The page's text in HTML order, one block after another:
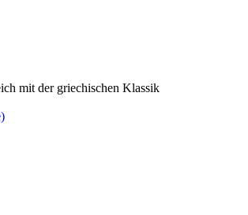
mit der griechischen Klassik